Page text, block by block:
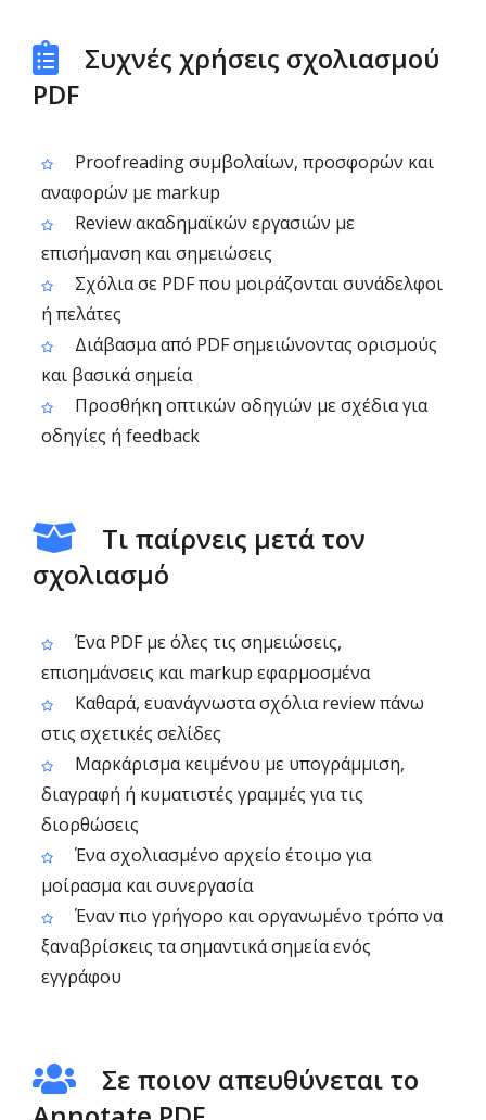
Συχνές χρήσεις σχολιασμού
PDF
Proofreading συμβολαίων, προσφορών και
αναφορών με markup
Review ακαδημαϊκών εργασιών με
επισήμανση και σημειώσεις
Σχόλια σε PDF που μοιράζονται συνάδελφοι
ή πελάτες
Διάβασμα από PDF σημειώνοντας ορισμούς
και βασικά σημεία
Προσθήκη οπτικών οδηγιών με σχέδια για
οδηγίες ή feedback
Τι παίρνεις μετά τον
σχολιασμό
Ένα PDF με όλες τις σημειώσεις,
επισημάνσεις και markup εφαρμοσμένα
Καθαρά, ευανάγνωστα σχόλια review πάνω
στις σχετικές σελίδες
Μαρκάρισμα κειμένου με υπογράμμιση,
διαγραφή ή κυματιστές γραμμές για τις
διορθώσεις
Ένα σχολιασμένο αρχείο έτοιμο για
μοίρασμα και συνεργασία
Έναν πιο γρήγορο και οργανωμένο τρόπο να
ξαναβρίσκεις τα σημαντικά σημεία ενός
εγγράφου
Σε ποιον απευθύνεται το